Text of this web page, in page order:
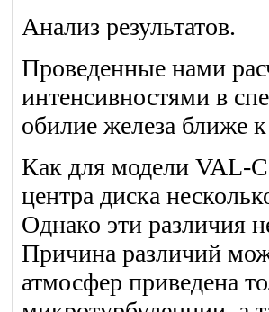
Анализ результатов.
Проведенные нами
интенсивностями в
обилие железа ближе
Как для модели VAL-
центра диска
Однако эти различия
Причина различий
атмосфер приведена